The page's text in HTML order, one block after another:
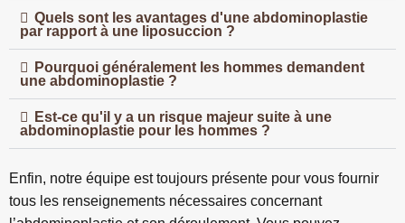
Quels sont les avantages d'une abdominoplastie
par rapport à une liposuccion ?
Pourquoi généralement les hommes demandent
une abdominoplastie ?
Est-ce qu'il y a un risque majeur suite à une
abdominoplastie pour les hommes ?
Enfin, notre équipe est toujours présente pour vous fournir
tous les renseignements nécessaires concernant